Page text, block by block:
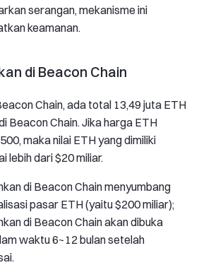
serangan, mekanisme ini
keamanan.
di Beacon Chain
Chain, ada total 13,49 juta ETH
Beacon Chain. Jika harga ETH
maka nilai ETH yang dimiliki
lebih dari $20 miliar.
di Beacon Chain menyumbang
pasar ETH (yaitu $200 miliar);
di Beacon Chain akan dibuka
waktu 6~12 bulan setelah